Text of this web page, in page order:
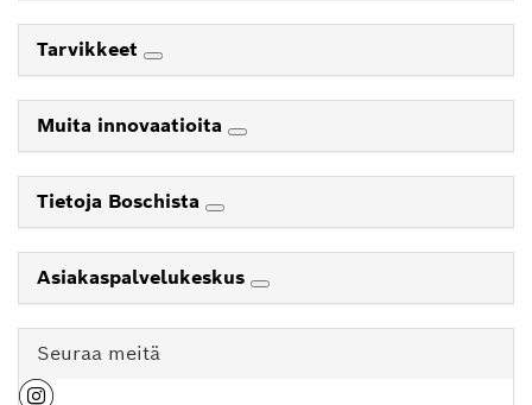
Tarvikkeet
Muita innovaatioita
Tietoja Boschista
Asiakaspalvelukeskus
Seuraa meitä